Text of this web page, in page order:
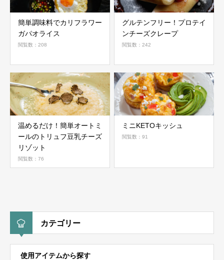
簡単調味料でカリフラワー
ガパオライス
閲覧数：208
グルテンフリー！プロテイ
ンチーズクレープ
閲覧数：242
温めるだけ！簡単オートミ
ールのトリュフ豆乳チーズ
リゾット
閲覧数：76
ミニKETOキッシュ
閲覧数：91
カテゴリー
使用アイテムから探す